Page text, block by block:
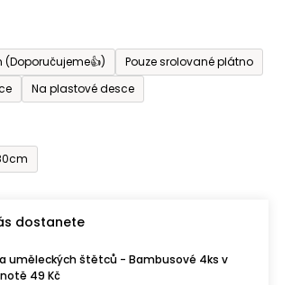
Pouze srolované plátno
Na plastové desce
dostanete
uměleckých štětců - Bambusové 4ks v
49 Kč